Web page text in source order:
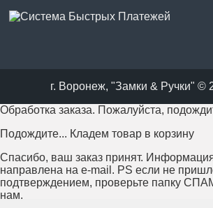
г. Воронеж, "Замки & Ручки" ©
Обработка заказа. Пожалуйста,
Подождите... Кладем товар в корзину
Спасибо, ваш заказ принят.
направлена на e-mail. PS если не
подтверждением, проверьте папку
нам.